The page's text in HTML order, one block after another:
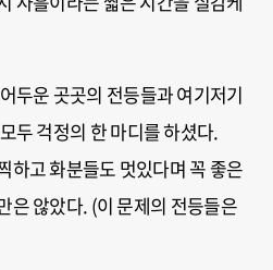
두운 곳곳의 전등들과 여기저기
두 걱정의 한 마디를 하셨다.
하고 화분들도 멋있다며 꼭 좋은
은 않았다. (이 문제의 전등들은